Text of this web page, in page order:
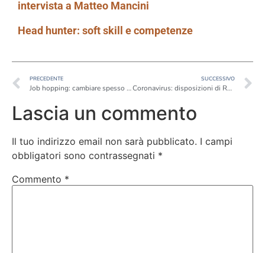
intervista a Matteo Mancini
Head hunter: soft skill e competenze
PRECEDENTE
Job hopping: cambiare spesso lavoro, i pro e i contro
SUCCESSIVO
Coronavirus: disposizioni di Regione Lombardia su formazione e tirocini
Lascia un commento
Il tuo indirizzo email non sarà pubblicato. I campi
obbligatori sono contrassegnati *
Commento *